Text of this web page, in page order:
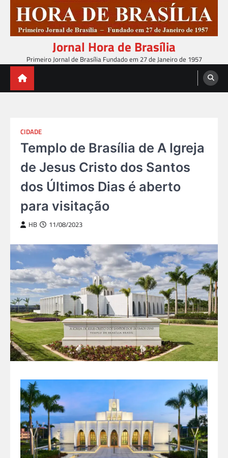
content
Jornal Hora de Brasília
Primeiro Jornal de Brasília Fundado em 27 de Janeiro de 1957
CIDADE
Templo de Brasília de A Igreja
de Jesus Cristo dos Santos
dos Últimos Dias é aberto
para visitação
HB 11/08/2023